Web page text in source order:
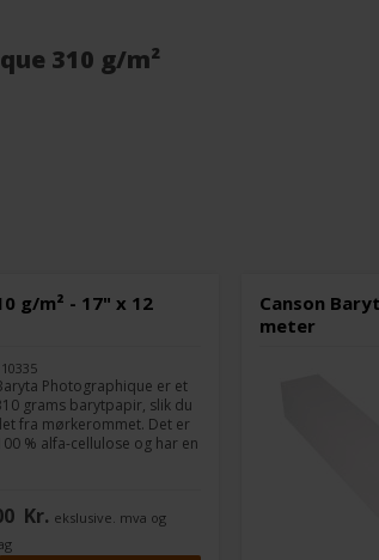
310 g/m²
g/m² - 17" x 12
Photographique er et
grams barytpapir, slik du
fra mørkerommet. Det er
% alfa-cellulose og har en
Som andre typer
er det spesielt godt for
også lage virkelig flotte
Kr. ekslusive. mva og
Canson
meter